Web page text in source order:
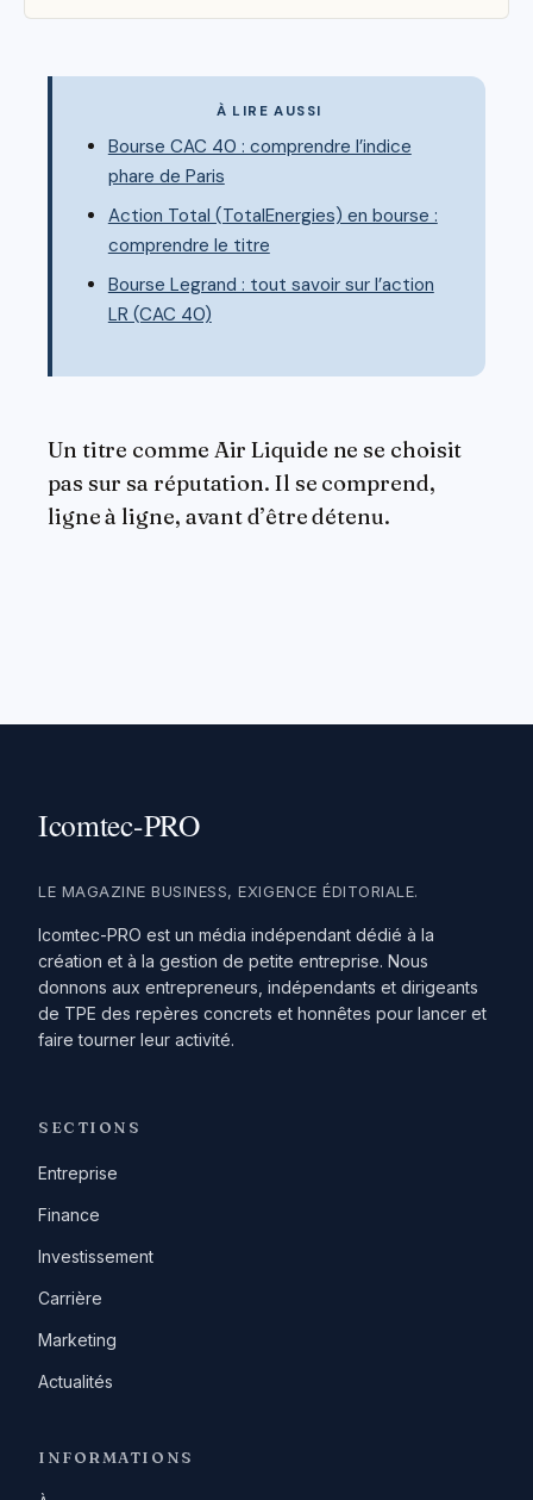
À LIRE AUSSI
Bourse CAC 40 : comprendre l’indice
phare de Paris
Action Total (TotalEnergies) en bourse :
comprendre le titre
Bourse Legrand : tout savoir sur l’action
LR (CAC 40)
Un titre comme Air Liquide ne se choisit
pas sur sa réputation. Il se comprend,
ligne à ligne, avant d’être détenu.
LE MAGAZINE BUSINESS, EXIGENCE ÉDITORIALE.
Icomtec-PRO est un média indépendant dédié à la
création et à la gestion de petite entreprise. Nous
donnons aux entrepreneurs, indépendants et dirigeants
de TPE des repères concrets et honnêtes pour lancer et
faire tourner leur activité.
SECTIONS
Entreprise
Finance
Investissement
Carrière
Marketing
Actualités
INFORMATIONS